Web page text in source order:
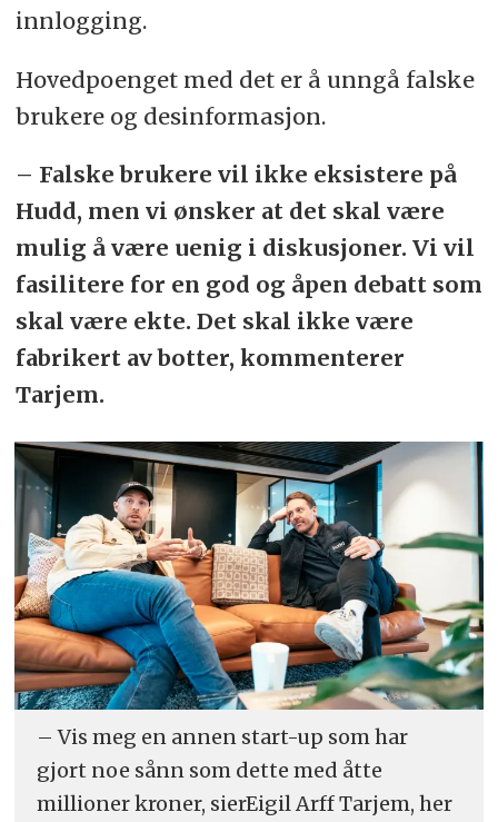
innlogging.
Hovedpoenget med det er å unngå falske
brukere og desinformasjon.
– Falske brukere vil ikke eksistere på
Hudd, men vi ønsker at det skal være
mulig å være uenig i diskusjoner. Vi vil
fasilitere for en god og åpen debatt som
skal være ekte. Det skal ikke være
fabrikert av botter, kommenterer
Tarjem.
– Vis meg en annen start-up som har
gjort noe sånn som dette med åtte
millioner kroner, sierEigil Arff Tarjem, her